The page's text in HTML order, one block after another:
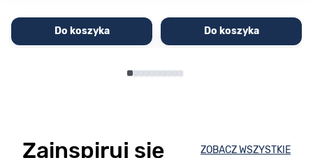
Do koszyka Do koszyka
Zainspiruj się ZOBACZ WSZYSTKIE